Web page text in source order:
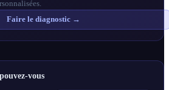
Faire le diagnostic →
vous